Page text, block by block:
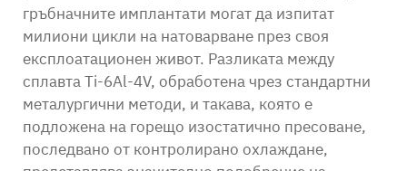
гръбначните имплантати могат да изпитат
милиони цикли на натоварване през своя
експлоатационен живот. Разликата между
сплавта Ti-6Al-4V, обработена чрез стандартни
металургични методи, и такава, която е
подложена на горещо изостатично пресоване,
последвано от контролирано охлаждане,